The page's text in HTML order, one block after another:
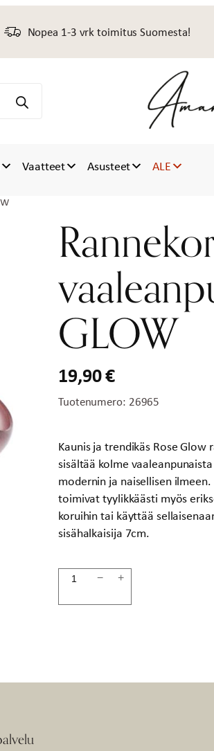
Nopea 1-3 vrk toimitus Suomesta!
Vaatteet Asusteet ALE
GLOW
19,90€
Tuotenumero: 26965
Kaunis ja trendikäs Rose
sisältää kolme
modernin ja naisellisen
toimivat tyylikkäästi myös
koruihin tai käyttää
sisähalkaisija 7cm.
Rannekorusetti
− +